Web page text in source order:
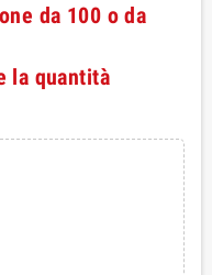
da 100 o da
la quantità